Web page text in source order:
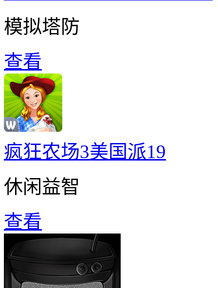
模拟塔防
查看
疯狂农场3美国派19
休闲益智
查看